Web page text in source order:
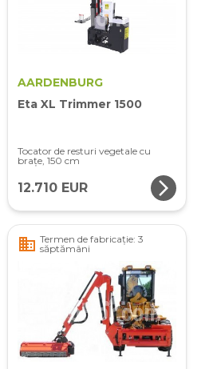
AARDENBURG
Eta XL Trimmer 1500
Tocator de resturi vegetale cu
brațe, 150 cm
12.710 EUR arrow_forward_ios
business Termen de fabricație: 3
săptămâni